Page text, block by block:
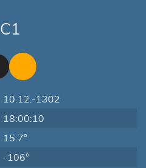
C1
10.12.-1302
18:00:10
15.7°
-106°